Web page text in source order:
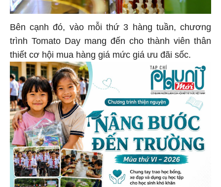
Bên cạnh đó, vào mỗi thứ 3 hàng tuần, chương
trình Tomato Day mang đến cho thành viên thân
thiết cơ hội mua hàng giá mức giá ưu đãi sốc.